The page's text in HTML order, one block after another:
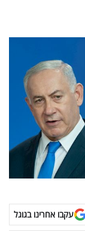
עקבו אחרינו בגוגל